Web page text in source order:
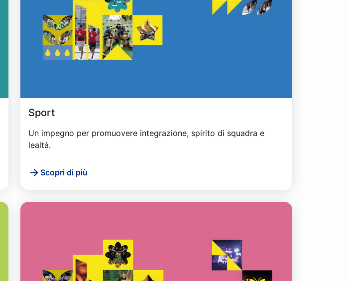
Sport
Un impegno per promuovere integrazione, spirito di squadra e
lealtà.
Scopri di più